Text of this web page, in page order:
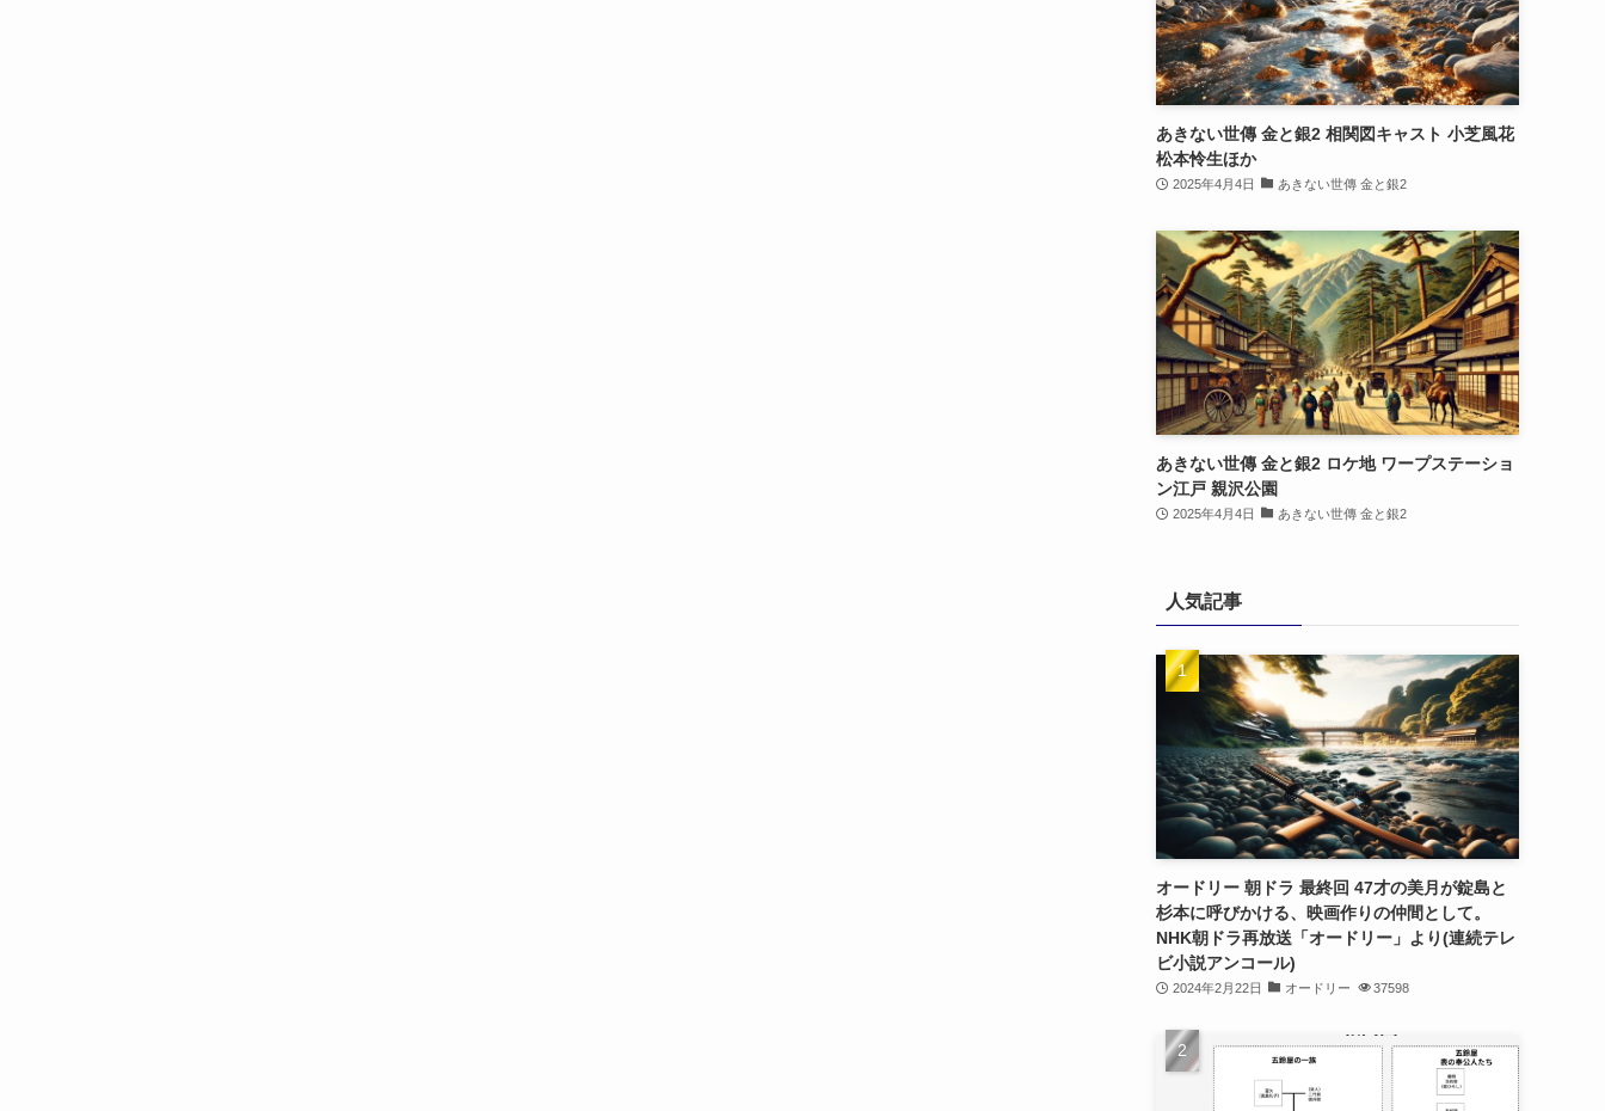
あきない世傳 金と銀2 相関図キャスト 小芝風花
松本怜生ほか
2025年4月4日 あきない世傳 金と銀2
あきない世傳 金と銀2 ロケ地 ワープステーショ
ン江戸 親沢公園
2025年4月4日 あきない世傳 金と銀2
人気記事
オードリー 朝ドラ 最終回 47才の美月が錠島と
杉本に呼びかける、映画作りの仲間として。
NHK朝ドラ再放送「オードリー」より(連続テレ
ビ小説アンコール)
2024年2月22日 オードリー 37598